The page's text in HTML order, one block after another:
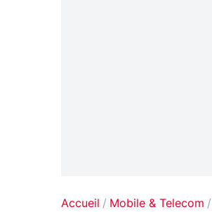
Accueil Mobile & Telecom